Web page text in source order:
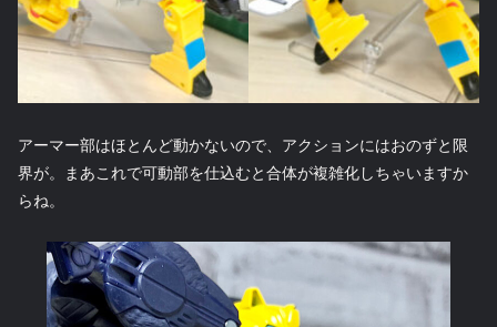
アーマー部はほとんど動かないので、アクションにはおのずと限
界が。まあこれで可動部を仕込むと合体が複雑化しちゃいますか
らね。